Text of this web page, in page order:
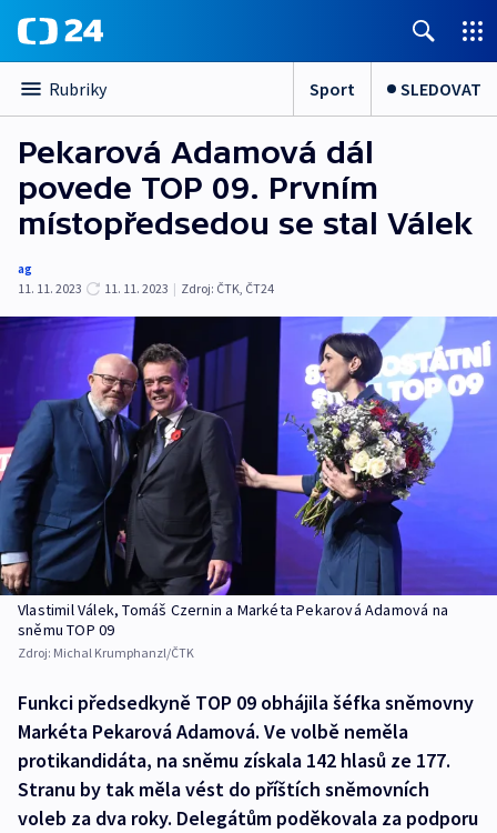
Rubriky Sport SLEDOVAT
Pekarová Adamová dál
povede TOP 09. Prvním
místopředsedou se stal Válek
ag
11. 11. 2023
11. 11. 2023 | Zdroj: ČTK, ČT24
Vlastimil Válek, Tomáš Czernin a Markéta Pekarová Adamová na
sněmu TOP 09
Zdroj: Michal Krumphanzl/ČTK
Funkci předsedkyně TOP 09 obhájila šéfka sněmovny
Markéta Pekarová Adamová. Ve volbě neměla
protikandidáta, na sněmu získala 142 hlasů ze 177.
Stranu by tak měla vést do příštích sněmovních
voleb za dva roky. Delegátům poděkovala za podporu